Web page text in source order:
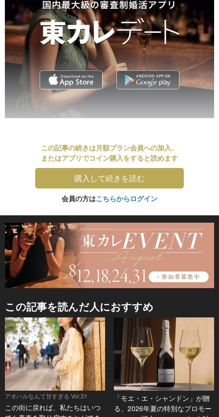
この記事の続きは月額プラン会員への加入、
またはアプリでコイン購入をすると読めます
購入して続きを読む
会員の方はこちらからログイン
この記事を読んだ人におすすめ
アオハルなんて甘すぎる Vol.31
この街に戻れば、私たちはいつ
「モエ・エ・シャンドン」が贈
る、2026年夏の特別なプロモー